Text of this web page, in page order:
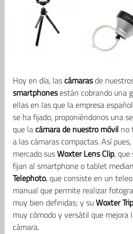
Hoy en día, lascámarasde
smartphonesestán cobrando una
ellas en las que la empresa
se ha fijado, proponiéndonos una
que lacámara de nuestro móvil no
a las cámaras compactas. Así pues,
mercado susWoxter Lens Clip,
fijan al smartphone o tablet
Telephoto, que consiste en un
manual que permite realizar
muy bien definidas; y suWoxter
muy cómodo y versátil que mejora
cámara.